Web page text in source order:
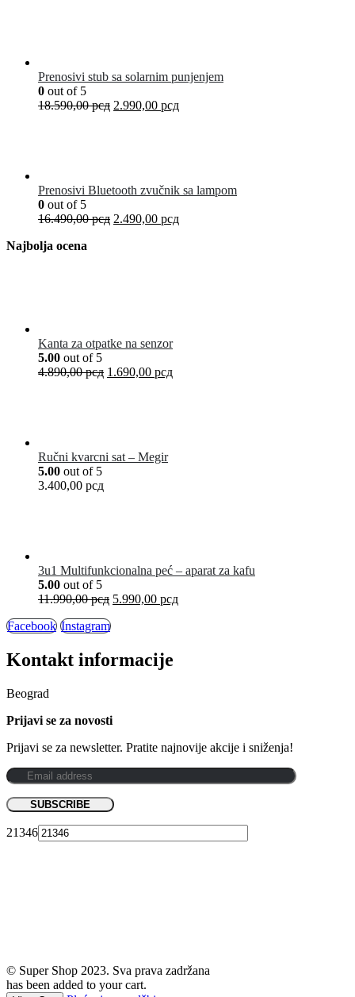
Prenosivi stub sa solarnim punjenjem
0 out of 5
18.590,00рсд 2.990,00 рсд
Prenosivi Bluetooth zvučnik sa lampom
0 out of 5
16.490,00рсд 2.490,00 рсд
Najbolja ocena
Kanta za otpatke na senzor
5.00 out of 5
4.890,00рсд 1.690,00 рсд
Ručni kvarcni sat – Megir
5.00 out of 5
3.400,00 рсд
3u1 Multifunkcionalna peć – aparat za kafu
5.00 out of 5
11.990,00рсд 5.990,00 рсд
Facebook Instagram
Kontakt informacije
Beograd
Prijavi se za novosti
Prijavi se za newsletter. Pratite najnovije akcije i sniženja!
21346
© Super Shop 2023. Sva prava zadržana
has been added to your cart.